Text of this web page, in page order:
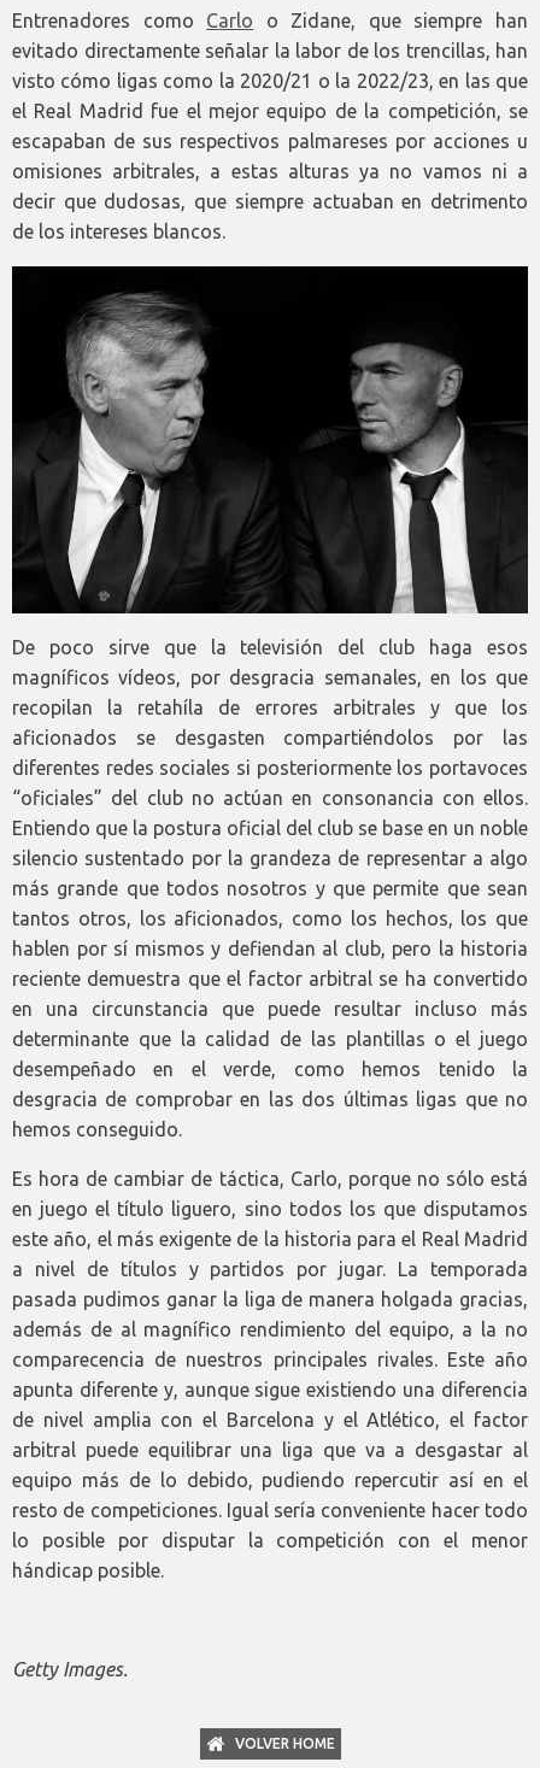
Entrenadores como Carlo o Zidane, que siempre han
evitado directamente señalar la labor de los trencillas, han
visto cómo ligas como la 2020/21 o la 2022/23, en las que
el Real Madrid fue el mejor equipo de la competición, se
escapaban de sus respectivos palmareses por acciones u
omisiones arbitrales, a estas alturas ya no vamos ni a
decir que dudosas, que siempre actuaban en detrimento
de los intereses blancos.
De poco sirve que la televisión del club haga esos
magníficos vídeos, por desgracia semanales, en los que
recopilan la retahíla de errores arbitrales y que los
aficionados se desgasten compartiéndolos por las
diferentes redes sociales si posteriormente los portavoces
“oficiales” del club no actúan en consonancia con ellos.
Entiendo que la postura oficial del club se base en un noble
silencio sustentado por la grandeza de representar a algo
más grande que todos nosotros y que permite que sean
tantos otros, los aficionados, como los hechos, los que
hablen por sí mismos y defiendan al club, pero la historia
reciente demuestra que el factor arbitral se ha convertido
en una circunstancia que puede resultar incluso más
determinante que la calidad de las plantillas o el juego
desempeñado en el verde, como hemos tenido la
desgracia de comprobar en las dos últimas ligas que no
hemos conseguido.
Es hora de cambiar de táctica, Carlo, porque no sólo está
en juego el título liguero, sino todos los que disputamos
este año, el más exigente de la historia para el Real Madrid
a nivel de títulos y partidos por jugar. La temporada
pasada pudimos ganar la liga de manera holgada gracias,
además de al magnífico rendimiento del equipo, a la no
comparecencia de nuestros principales rivales. Este año
apunta diferente y, aunque sigue existiendo una diferencia
de nivel amplia con el Barcelona y el Atlético, el factor
arbitral puede equilibrar una liga que va a desgastar al
equipo más de lo debido, pudiendo repercutir así en el
resto de competiciones. Igual sería conveniente hacer todo
lo posible por disputar la competición con el menor
hándicap posible.
Getty Images.
VOLVER HOME